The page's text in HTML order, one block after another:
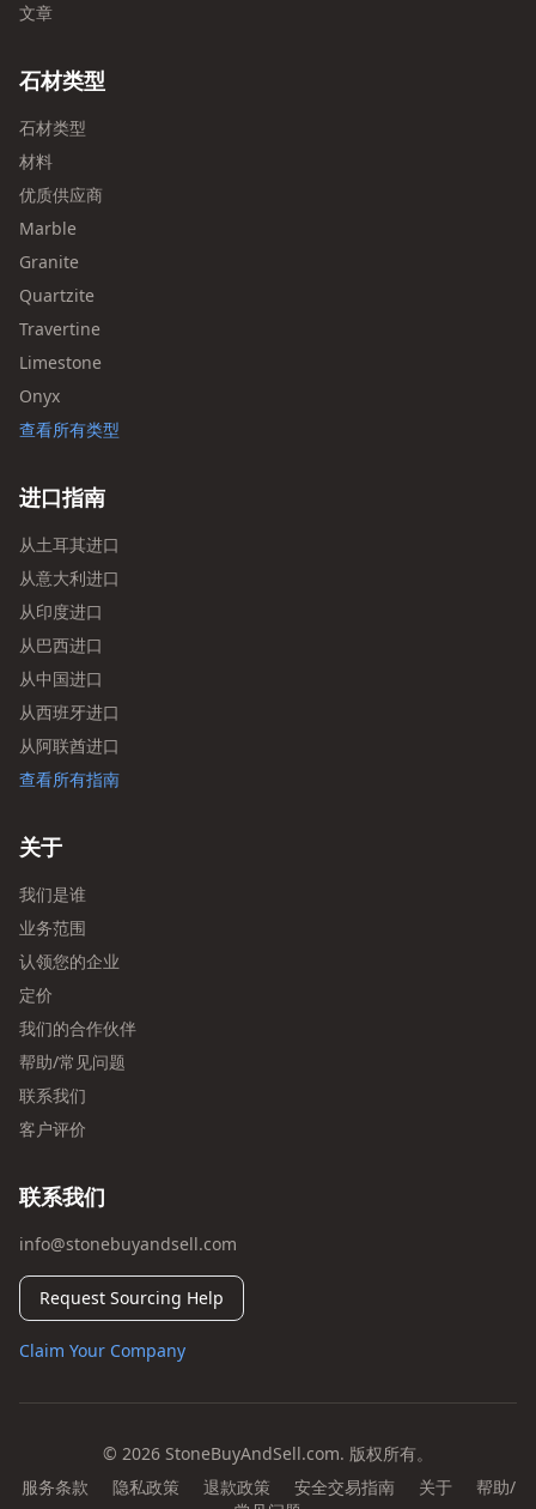
文章
石材类型
石材类型
材料
优质供应商
Marble
Granite
Quartzite
Travertine
Limestone
Onyx
查看所有类型
进口指南
从土耳其进口
从意大利进口
从印度进口
从巴西进口
从中国进口
从西班牙进口
从阿联酋进口
查看所有指南
关于
我们是谁
业务范围
认领您的企业
定价
我们的合作伙伴
帮助/常见问题
联系我们
客户评价
联系我们
info@stonebuyandsell.com
Request Sourcing Help
Claim Your Company
© 2026 StoneBuyAndSell.com. 版权所有。
服务条款
隐私政策 退款政策 安全交易指南 关于
帮助/